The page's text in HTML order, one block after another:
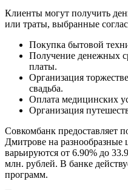
Клиенты могут получить
или траты, выбранные
Покупка бытовой
Получение денежных
платы.
Организация
свадьба.
Оплата медицинских
Организация
Совкомбанк предоставляет
Дмитрове на
варьируются от 6.90% до
млн. рублей. В банке
программ.